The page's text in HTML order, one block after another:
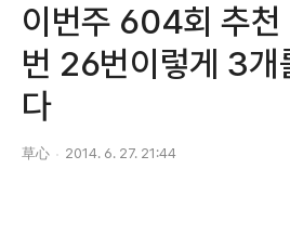
이번주 604회 추천
번 26번이렇게 3개
다
草心 2014. 6. 27. 21:44